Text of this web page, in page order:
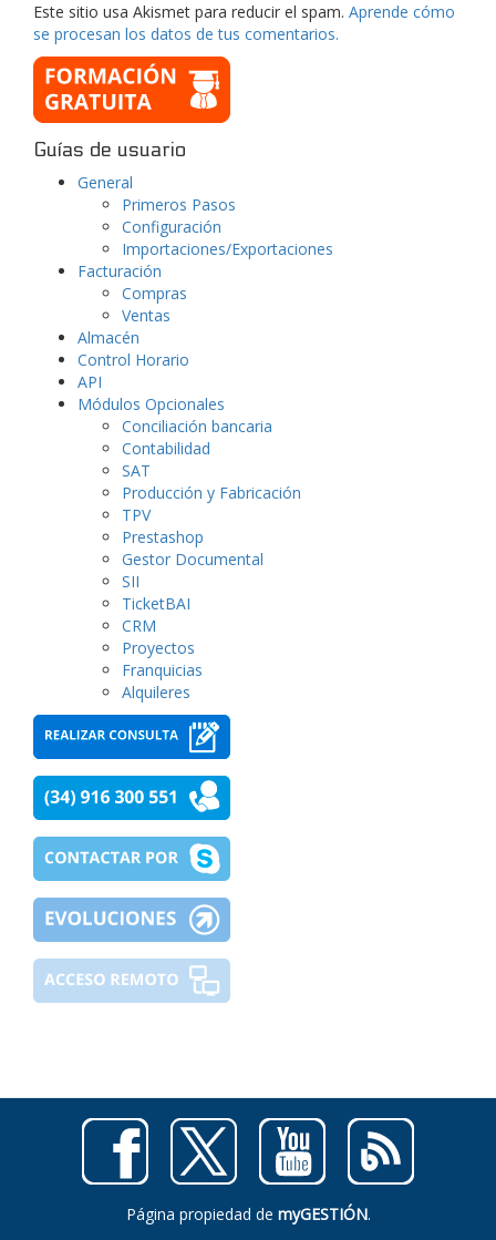
Este sitio usa Akismet para reducir el spam. Aprende cómo
se procesan los datos de tus comentarios.
Guías de usuario
General
Primeros Pasos
Configuración
Importaciones/Exportaciones
Facturación
Compras
Ventas
Almacén
Control Horario
API
Módulos Opcionales
Conciliación bancaria
Contabilidad
SAT
Producción y Fabricación
TPV
Prestashop
Gestor Documental
SII
TicketBAI
CRM
Proyectos
Franquicias
Alquileres
Página propiedad de myGESTIÓN.